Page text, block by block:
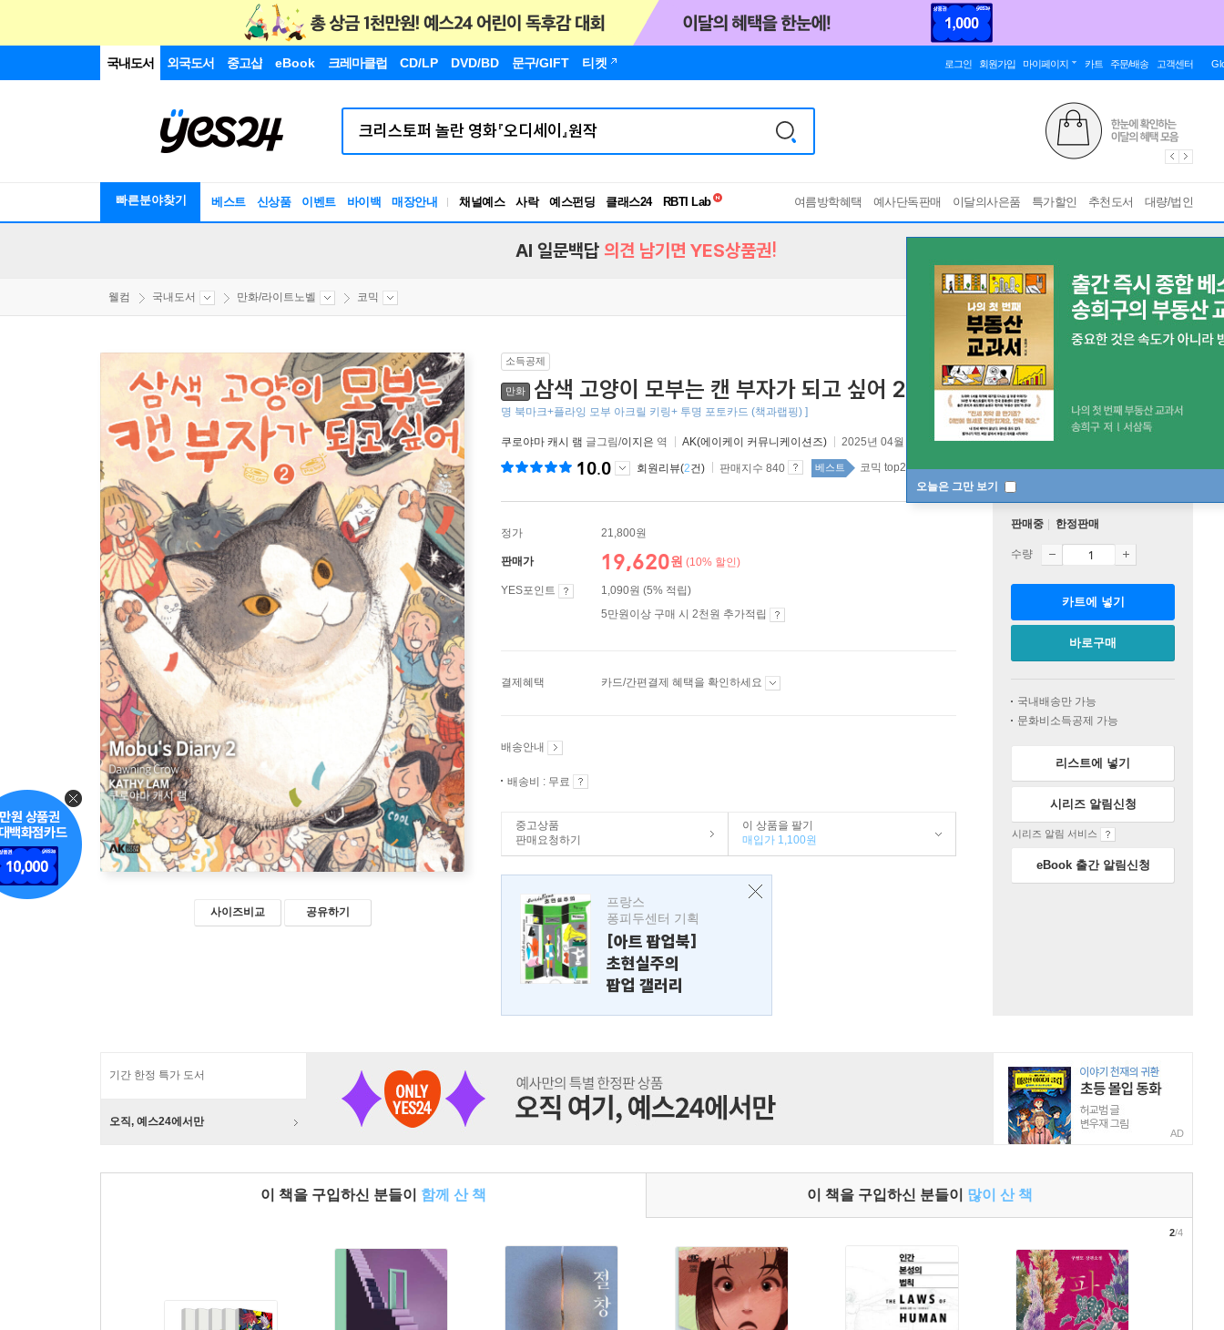
국내도서 외국도서 중고샵 eBook 크레마클럽 CD/LP DVD/BD 문구/GIFT 티켓 로그인 회원가입 마이페이지 카트 주문/배송 고객센터
빠른분야찾기 베스트 신상품 이벤트 바이백 매장안내 채널예스 사락 예스펀딩 클래스24
RBTI Lab
독서유형검사
여름방학혜택 예사단독판매 이달의사은품 특가할인 추천도서 대량/법인
오늘은 그만 보기
AI 일문백답 의견 남기면 YES상품권!
웰컴 국내도서 만화/라이트노벨 코믹
사이즈비교 공유하기
소득공제
만화 삼색 고양이 모부는 캔 부자가 되고 싶어 2 특별한정판 [ 구성 : 초판 한정 ‘식빵 굽는 모부’ 투
명 북마크+플라잉 모부 아크릴 키링+ 투명 포토카드 (책과랩핑) ]
쿠로야마 캐시 램 글그림/이지은 역 AK(에이케이 커뮤니케이션즈) 2025년 04월 30일
10.0 회원리뷰(2건) 판매지수 840 베스트 코믹 top20 1주
정가 21,800원
판매가 19,620원 (10% 할인)
YES포인트
1,090원 (5% 적립)
5만원이상 구매 시 2천원 추가적립
결제혜택 카드/간편결제 혜택을 확인하세요
배송안내
배송비 : 무료
중고상품
판매요청하기
이 상품을 팔기
매입가 1,100원
프랑스
퐁피두센터 기획
[아트 팝업북]
초현실주의
팝업 갤러리
판매중 한정판매
수량
카트에 넣기
바로구매
국내배송만 가능
문화비소득공제 가능
리스트에 넣기
시리즈 알림신청
시리즈 알림 서비스
eBook 출간 알림신청
기간 한정 특가 도서
오직, 예스24에서만
AD
이 책을 구입하신 분들이 함께 산 책 이 책을 구입하신 분들이 많이 산 책
2/4